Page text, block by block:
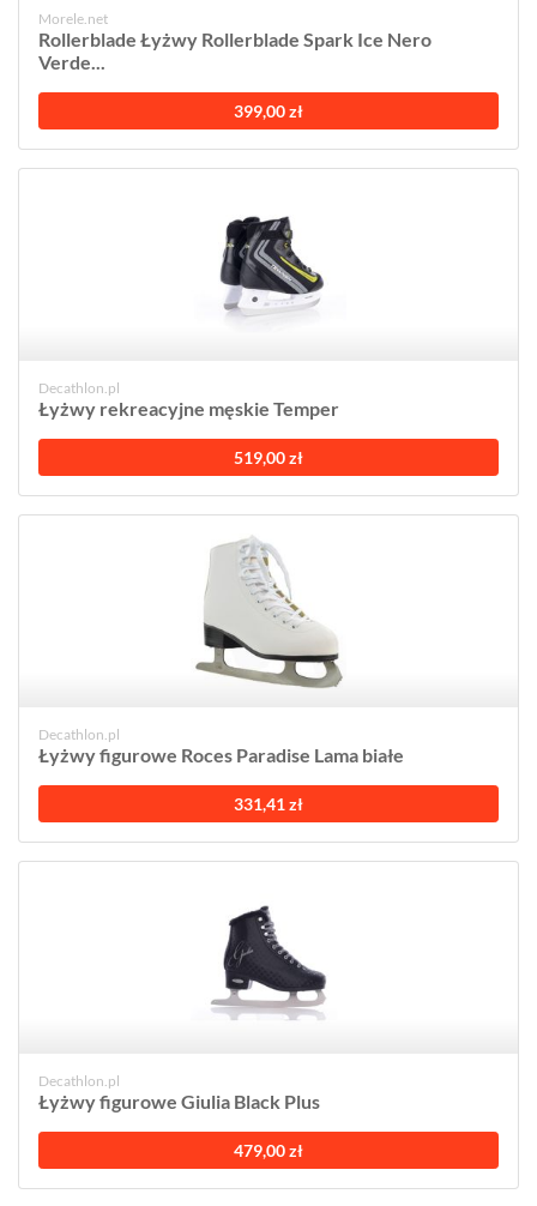
Morele.net
Rollerblade Łyżwy Rollerblade Spark Ice Nero
Verde...
399,00 zł
Decathlon.pl
Łyżwy rekreacyjne męskie Temper
519,00 zł
Decathlon.pl
Łyżwy figurowe Roces Paradise Lama białe
331,41 zł
Decathlon.pl
Łyżwy figurowe Giulia Black Plus
479,00 zł